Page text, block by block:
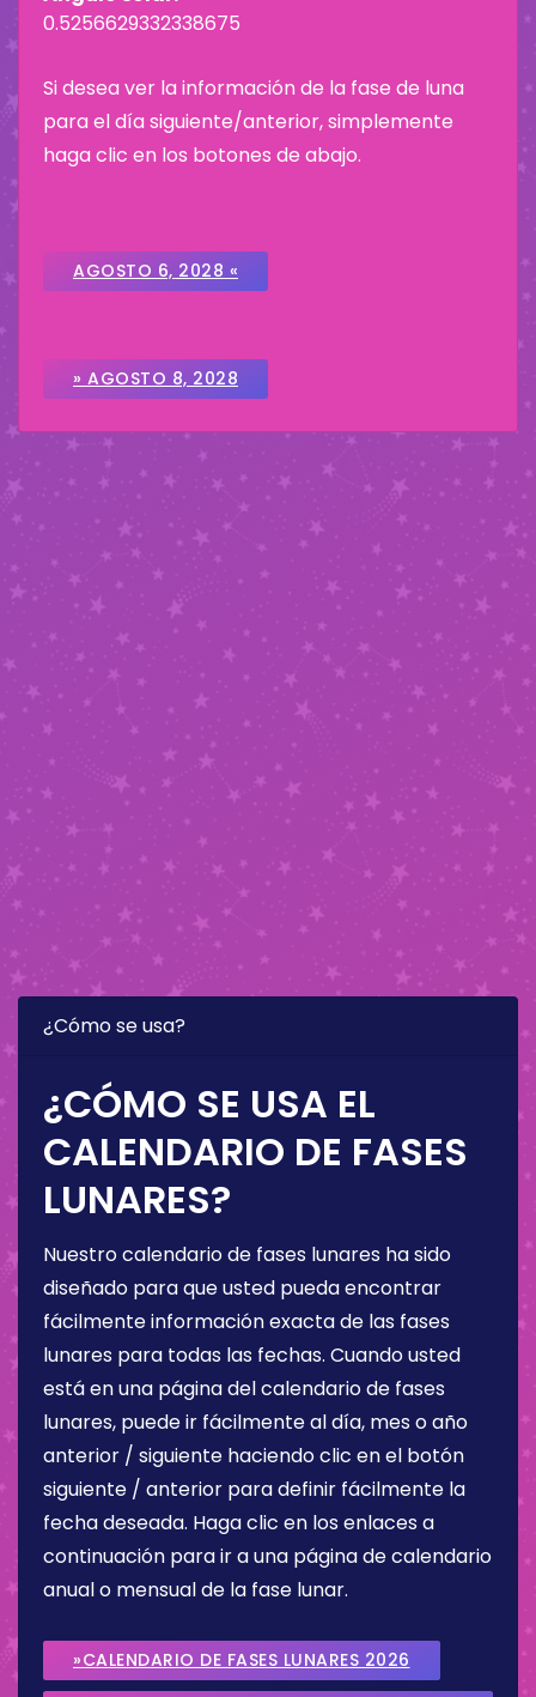
0.5256629332338675
Si desea ver la información de la fase de luna
para el día siguiente/anterior, simplemente
haga clic en los botones de abajo.
AGOSTO 6, 2028 «
» AGOSTO 8, 2028
¿Cómo se usa?
¿CÓMO SE USA EL
CALENDARIO DE FASES
LUNARES?
Nuestro calendario de fases lunares ha sido
diseñado para que usted pueda encontrar
fácilmente información exacta de las fases
lunares para todas las fechas. Cuando usted
está en una página del calendario de fases
lunares, puede ir fácilmente al día, mes o año
anterior / siguiente haciendo clic en el botón
siguiente / anterior para definir fácilmente la
fecha deseada. Haga clic en los enlaces a
continuación para ir a una página de calendario
anual o mensual de la fase lunar.
»CALENDARIO DE FASES LUNARES 2026